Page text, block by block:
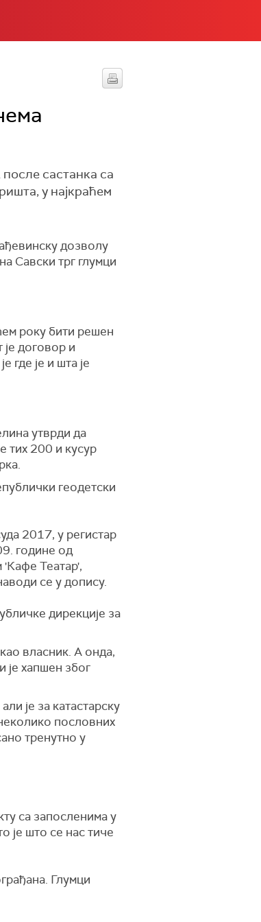
састанка са
у најкраћем
дозволу
Савски трг глумци
року бити решен
договор и
где је и шта је
утврди да
тих 200 и кусур
геодетски
2017, у регистар
године од
Театар',
се у допису.
дирекције за
власник. А онда,
је хапшен због
је за катастарску
пословних
тренутно у
са запосленима у
је што се нас тиче
Глумци